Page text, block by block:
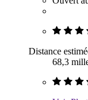
Distance
68,3